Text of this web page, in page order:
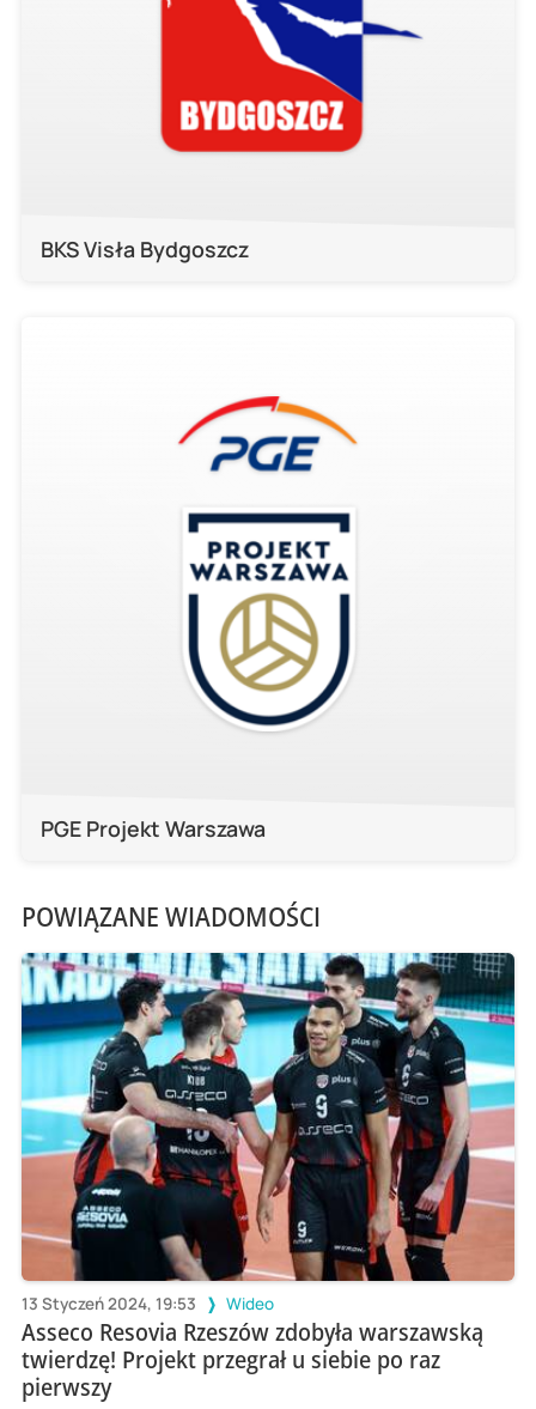
BKS Visła Bydgoszcz
PGE Projekt Warszawa
POWIĄZANE WIADOMOŚCI
13 Styczeń 2024, 19:53 Wideo
Asseco Resovia Rzeszów zdobyła warszawską
twierdzę! Projekt przegrał u siebie po raz
pierwszy